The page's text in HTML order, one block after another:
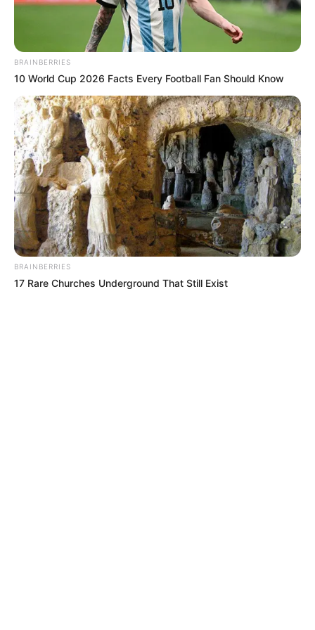
PARQUE DE DIVERSIONES
ELECCIONES PRESIDENCIALES
FENÓMENO DEL NIÑO
IBAL
BRAINBERRIES
10 World Cup 2026 Facts Every Football Fan Should Know
BRAINBERRIES
17 Rare Churches Underground That Still Exist